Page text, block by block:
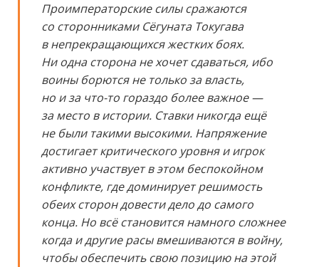
Проимператорские силы сражаются
со сторонниками Сёгуната Токугава
в непрекращающихся жестких боях.
Ни одна сторона не хочет сдаваться, ибо
воины борются не только за власть,
но и за что-то гораздо более важное —
за место в истории. Ставки никогда ещё
не были такими высокими. Напряжение
достигает критического уровня и игрок
активно участвует в этом беспокойном
конфликте, где доминирует решимость
обеих сторон довести дело до самого
конца. Но всё становится намного сложнее
когда и другие расы вмешиваются в войну,
чтобы обеспечить свою позицию на этой